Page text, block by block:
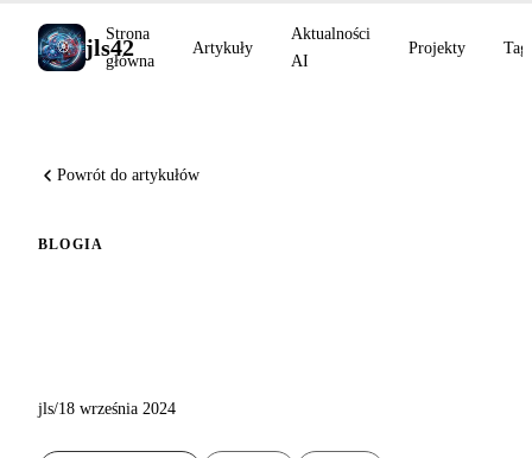
jls42
Strona
główna
Artykuły
Aktualności
AI
Projekty Tagi
Powrót do artykułów
BLOGIA
jls/18 września 2024